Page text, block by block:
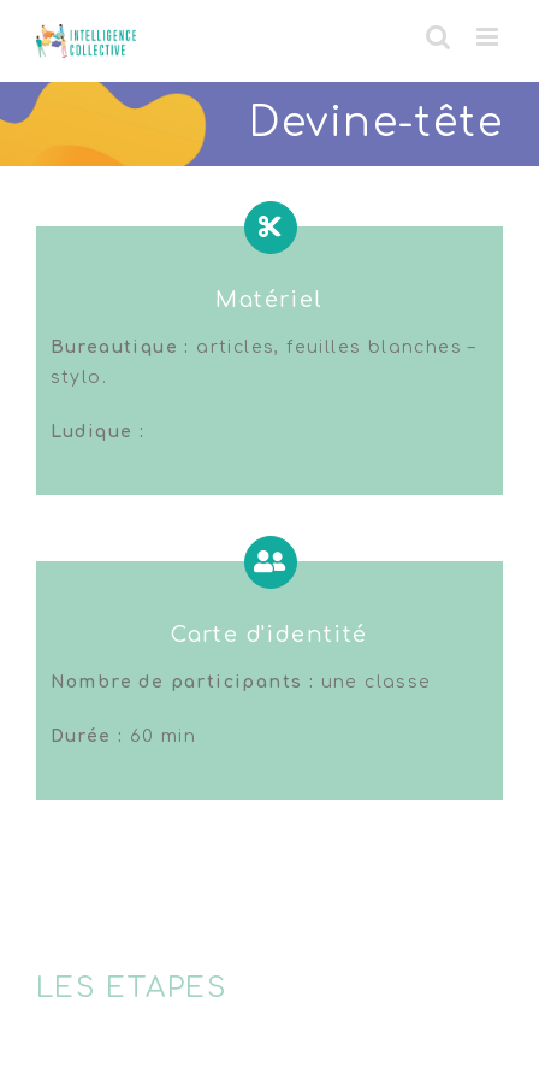
Devine-tête
Matériel
Bureautique : articles, feuilles blanches –
stylo.
Ludique :
Carte d'identité
Nombre de participants : une classe
Durée : 60 min
LES ETAPES